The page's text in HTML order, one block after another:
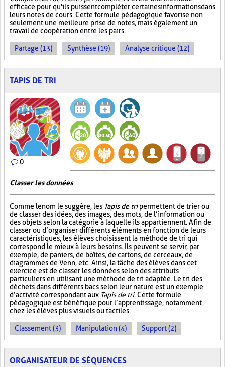
efficace pour qu'ils puissent compléter certaines informations dans
leurs notes de cours. Cette formule pédagogique favorise non
seulement une meilleure prise de notes, mais également un
travail de coopération entre les pairs.
Partage (13) Synthèse (19) Analyse critique (12)
TAPIS DE TRI
0
Classer les données
Comme le nom le suggère, les Tapis de tripermettent de trier ou
de classer des idées, des images, des mots, de l’information ou
des objets selon la catégorie à laquelle ils appartiennent. Afin de
classer ou d’organiser différents éléments en fonction de leurs
caractéristiques, les élèves choisissent la méthode de tri qui
correspond le mieux à leurs besoins. Ils peuvent se servir, par
exemple, de paniers, de boîtes, de cartons, de cerceaux, de
diagrammes de Venn, etc. Ainsi, la tâche des élèves dans cet
exercice est de classer les données selon des attributs
particuliers en utilisant une méthode de tri adaptée. Le tri des
déchets dans différents bacs selon leur nature est un exemple
d’activité correspondant aux Tapis de tri. Cette formule
pédagogique est bénéfique pour l’apprentissage, notamment
chez les élèves plus visuels ou tactiles.
Classement (3) Manipulation (4) Support (2)
ORGANISATEUR DE SÉQUENCES